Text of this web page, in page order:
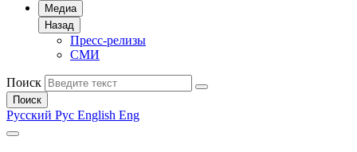
Медиа
Назад
Пресс-релизы
СМИ
Поиск
Поиск
Русский Рус English Eng